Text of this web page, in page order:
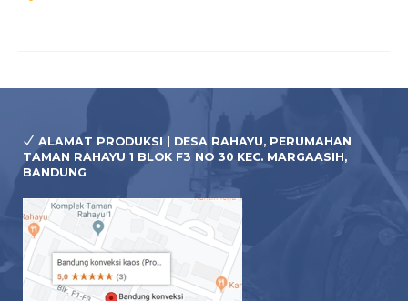
ALAMAT PRODUKSI | DESA RAHAYU, PERUMAHAN
TAMAN RAHAYU 1 BLOK F3 NO 30 KEC. MARGAASIH,
BANDUNG